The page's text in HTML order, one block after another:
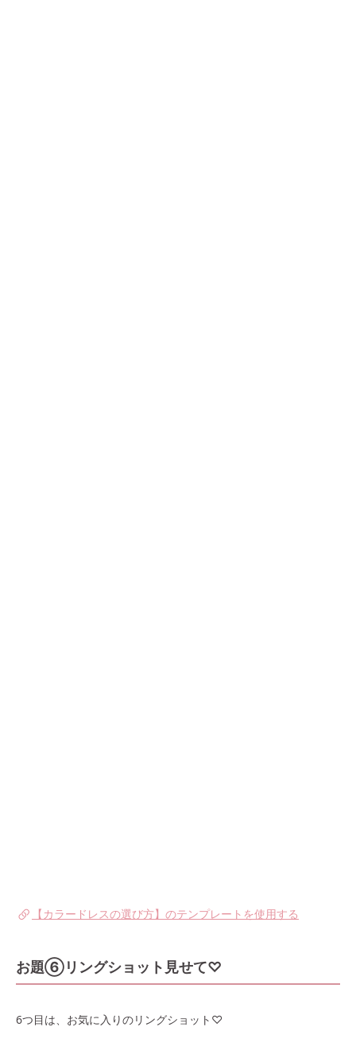
【カラードレスの選び方】のテンプレートを使用する
お題⑥リングショット見せて♡
6つ目は、お気に入りのリングショット♡